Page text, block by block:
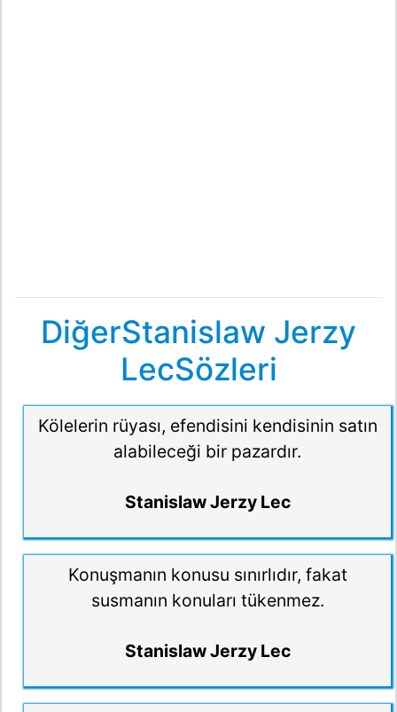
DiğerStanislaw Jerzy
LecSözleri
Kölelerin rüyası, efendisini kendisinin satın
alabileceği bir pazardır.
Stanislaw Jerzy Lec
Konuşmanın konusu sınırlıdır, fakat
susmanın konuları tükenmez.
Stanislaw Jerzy Lec